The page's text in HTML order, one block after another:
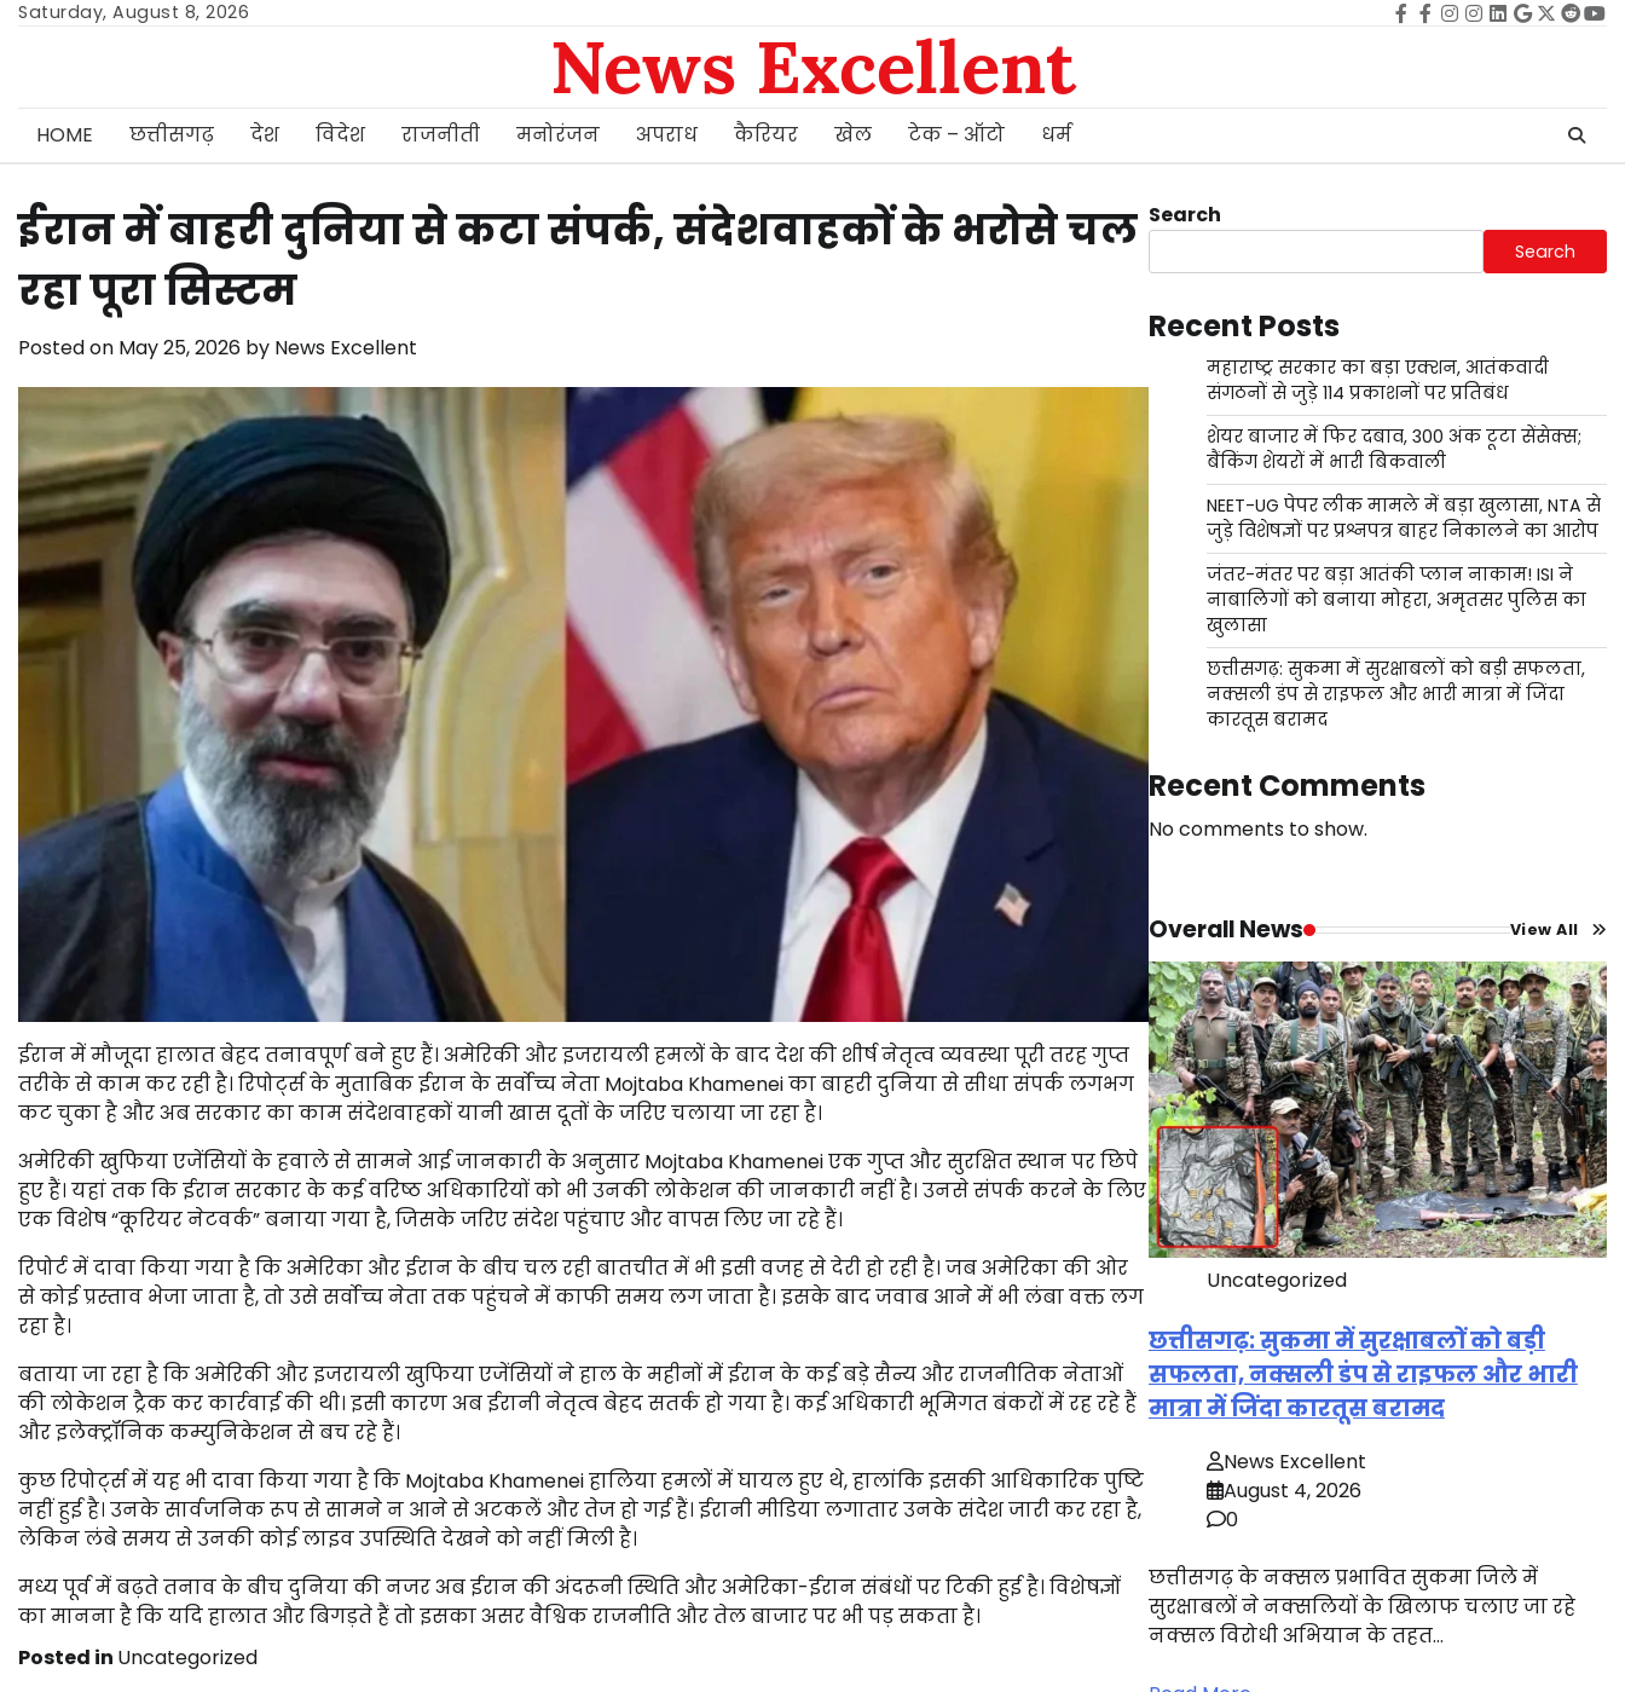
SkipSaturday, August 8, 2026 Facebook
facebook
Instagram
instagram
Linkedin
google
Twitter
reddit
News Excellent
HOME छत्तीसगढ़ देश विदेश राजनीती मनोरंजन अपराध कैरियर खेल टेक – ऑटो धर्म
ईरान में बाहरी दुनिया से कटा संपर्क, संदेशवाहकों के भरोसे चल
रहा पूरा सिस्टम
Posted on May 25, 2026 by News Excellent
ईरान में मौजूदा हालात बेहद तनावपूर्ण बने हुए हैं। अमेरिकी और इजरायली हमलों के बाद देश की शीर्ष नेतृत्व व्यवस्था पूरी तरह गुप्त
तरीके से काम कर रही है। रिपोर्ट्स के मुताबिक ईरान के सर्वोच्च नेता Mojtaba Khamenei का बाहरी दुनिया से सीधा संपर्क लगभग
कट चुका है और अब सरकार का काम संदेशवाहकों यानी खास दूतों के जरिए चलाया जा रहा है।
अमेरिकी खुफिया एजेंसियों के हवाले से सामने आई जानकारी के अनुसार Mojtaba Khamenei एक गुप्त और सुरक्षित स्थान पर छिपे
हुए हैं। यहां तक कि ईरान सरकार के कई वरिष्ठ अधिकारियों को भी उनकी लोकेशन की जानकारी नहीं है। उनसे संपर्क करने के लिए
एक विशेष “कूरियर नेटवर्क” बनाया गया है, जिसके जरिए संदेश पहुंचाए और वापस लिए जा रहे हैं।
रिपोर्ट में दावा किया गया है कि अमेरिका और ईरान के बीच चल रही बातचीत में भी इसी वजह से देरी हो रही है। जब अमेरिका की ओर
से कोई प्रस्ताव भेजा जाता है, तो उसे सर्वोच्च नेता तक पहुंचने में काफी समय लग जाता है। इसके बाद जवाब आने में भी लंबा वक्त लग
रहा है।
बताया जा रहा है कि अमेरिकी और इजरायली खुफिया एजेंसियों ने हाल के महीनों में ईरान के कई बड़े सैन्य और राजनीतिक नेताओं
की लोकेशन ट्रैक कर कार्रवाई की थी। इसी कारण अब ईरानी नेतृत्व बेहद सतर्क हो गया है। कई अधिकारी भूमिगत बंकरों में रह रहे हैं
और इलेक्ट्रॉनिक कम्युनिकेशन से बच रहे हैं।
कुछ रिपोर्ट्स में यह भी दावा किया गया है कि Mojtaba Khamenei हालिया हमलों में घायल हुए थे, हालांकि इसकी आधिकारिक पुष्टि
नहीं हुई है। उनके सार्वजनिक रूप से सामने न आने से अटकलें और तेज हो गई हैं। ईरानी मीडिया लगातार उनके संदेश जारी कर रहा है,
लेकिन लंबे समय से उनकी कोई लाइव उपस्थिति देखने को नहीं मिली है।
मध्य पूर्व में बढ़ते तनाव के बीच दुनिया की नजर अब ईरान की अंदरूनी स्थिति और अमेरिका-ईरान संबंधों पर टिकी हुई है। विशेषज्ञों
का मानना है कि यदि हालात और बिगड़ते हैं तो इसका असर वैश्विक राजनीति और तेल बाजार पर भी पड़ सकता है।
Posted in Uncategorized
Search
Search
Recent Posts
महाराष्ट्र सरकार का बड़ा एक्शन, आतंकवादी
संगठनों से जुड़े 114 प्रकाशनों पर प्रतिबंध
शेयर बाजार में फिर दबाव, 300 अंक टूटा सेंसेक्स;
बैंकिंग शेयरों में भारी बिकवाली
NEET-UG पेपर लीक मामले में बड़ा खुलासा, NTA से
जुड़े विशेषज्ञों पर प्रश्नपत्र बाहर निकालने का आरोप
जंतर-मंतर पर बड़ा आतंकी प्लान नाकाम! ISI ने
नाबालिगों को बनाया मोहरा, अमृतसर पुलिस का
खुलासा
छत्तीसगढ़: सुकमा में सुरक्षाबलों को बड़ी सफलता,
नक्सली डंप से राइफल और भारी मात्रा में जिंदा
कारतूस बरामद
Recent Comments
No comments to show.
Overall News View All
Uncategorized
छत्तीसगढ़: सुकमा में सुरक्षाबलों को बड़ी
सफलता, नक्सली डंप से राइफल और भारी
मात्रा में जिंदा कारतूस बरामद
News Excellent
August 4, 2026
0
छत्तीसगढ़ के नक्सल प्रभावित सुकमा जिले में
सुरक्षाबलों ने नक्सलियों के खिलाफ चलाए जा रहे
नक्सल विरोधी अभियान के तहत…